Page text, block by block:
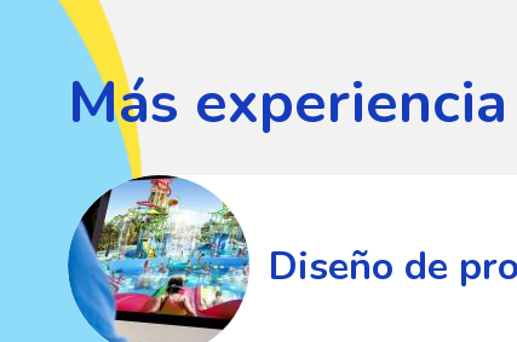
Más experiencia
Diseño
de
proyectos
Diseño de